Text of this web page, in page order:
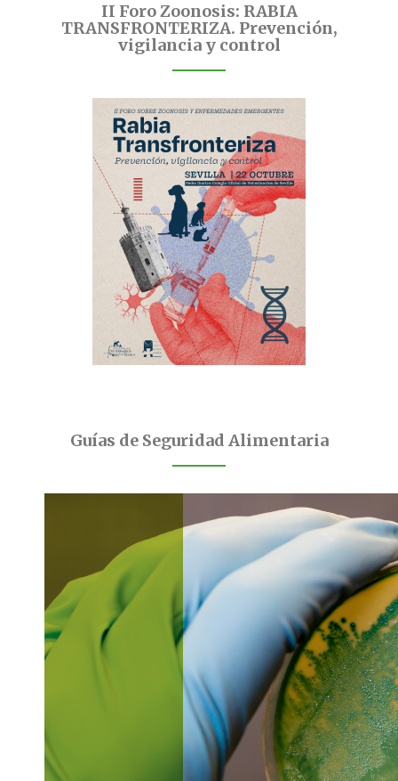
II Foro Zoonosis: RABIA
TRANSFRONTERIZA. Prevención,
vigilancia y control
Guías de Seguridad Alimentaria